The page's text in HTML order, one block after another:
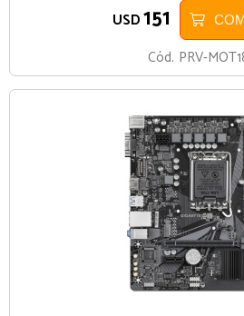
USD151
Cód. PRV-